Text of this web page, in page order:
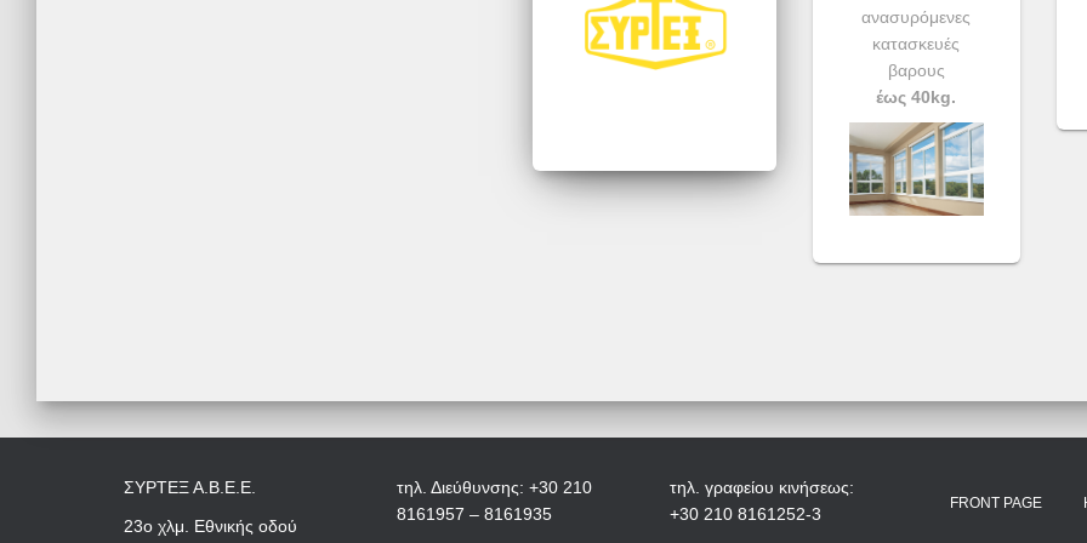
ανασυρόμενες
κατασκευές
βαρους
έως 40kg.
ΣΥΡΤΕΞ Α.Β.Ε.Ε.
23ο χλμ. Εθνικής οδού
τηλ. Διεύθυνσης: +30 210
8161957 – 8161935
τηλ. γραφείου κινήσεως:
+30 210 8161252-3
FRONT PAGE